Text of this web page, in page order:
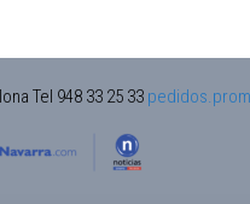
Tel 948 33 25 33